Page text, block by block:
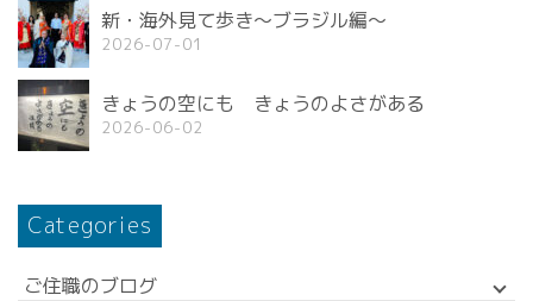
新・海外見て歩き〜ブラジル編〜
2026-07-01
きょうの空にも きょうのよさがある
2026-06-02
Categories
ご住職のブログ